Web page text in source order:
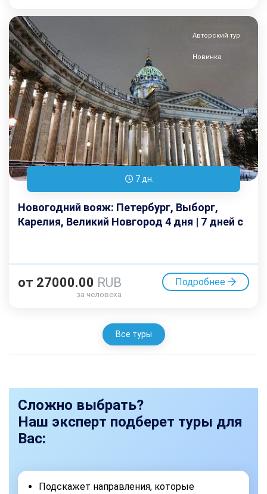
Авторский тур
Новинка
7 дн.
Новогодний вояж: Петербург, Выборг,
Карелия, Великий Новгород 4 дня | 7 дней с
от 27000.00 RUB
за человека
Подробнее
Все туры
Сложно выбрать?
Наш эксперт подберет туры для
Вас:
Подскажет направления, которые